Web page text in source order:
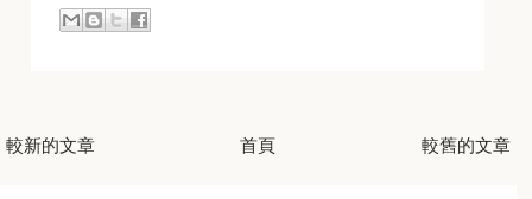
較新的文章 較舊的文章
首頁